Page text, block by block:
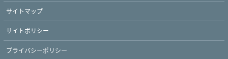
サイトマップ
サイトポリシー
プライバシーポリシー